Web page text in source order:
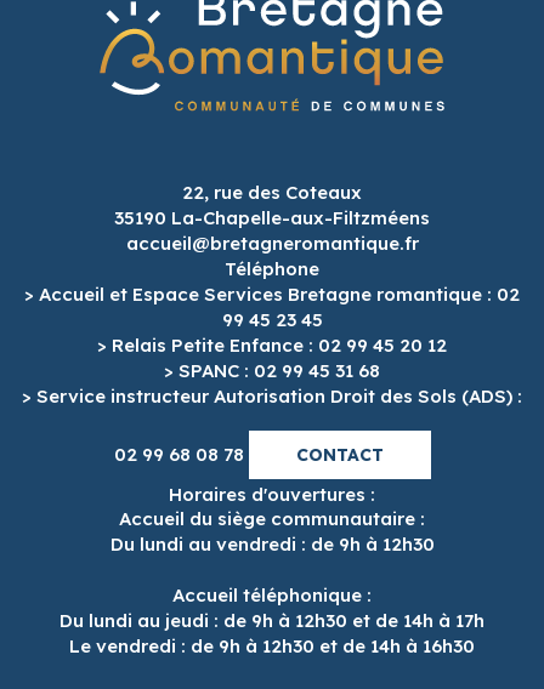
22, rue des Coteaux
35190 La-Chapelle-aux-Filtzméens
accueil@bretagneromantique.fr
Téléphone
> Accueil et Espace Services Bretagne romantique : 02
99 45 23 45
> Relais Petite Enfance : 02 99 45 20 12
> SPANC : 02 99 45 31 68
> Service instructeur Autorisation Droit des Sols (ADS) :
02 99 68 08 78 CONTACT
Horaires d'ouvertures :
Accueil du siège communautaire :
Du lundi au vendredi : de 9h à 12h30
Accueil téléphonique :
Du lundi au jeudi : de 9h à 12h30 et de 14h à 17h
Le vendredi : de 9h à 12h30 et de 14h à 16h30